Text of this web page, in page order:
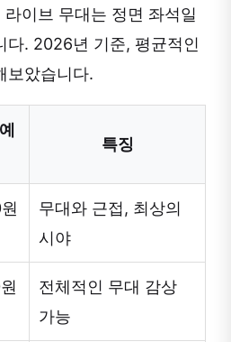
이브 무대는 정면 좌석일
다. 2026년 기준, 평균적인
보았습니다.
특징
무대와 근접, 최상의
시야
전체적인 무대 감상
가능